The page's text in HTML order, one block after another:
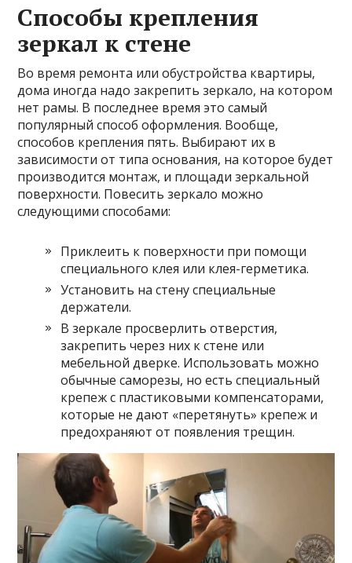
Способы крепления
зеркал к стене
Во время ремонта или обустройства квартиры,
дома иногда надо закрепить зеркало, на котором
нет рамы. В последнее время это самый
популярный способ оформления. Вообще,
способов крепления пять. Выбирают их в
зависимости от типа основания, на которое будет
производится монтаж, и площади зеркальной
поверхности. Повесить зеркало можно
следующими способами:
Приклеить к поверхности при помощи
специального клея или клея-герметика.
Установить на стену специальные
держатели.
В зеркале просверлить отверстия,
закрепить через них к стене или
мебельной дверке. Использовать можно
обычные саморезы, но есть специальный
крепеж с пластиковыми компенсаторами,
которые не дают «перетянуть» крепеж и
предохраняют от появления трещин.